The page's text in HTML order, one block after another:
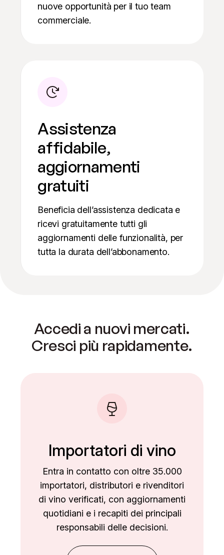
nuove opportunità per il tuo team
commerciale.
Assistenza
affidabile,
aggiornamenti
gratuiti
Beneficia dell’assistenza dedicata e
ricevi gratuitamente tutti gli
aggiornamenti delle funzionalità, per
tutta la durata dell’abbonamento.
Accedi a nuovi mercati.
Cresci più rapidamente.
Importatori di vino
Entra in contatto con oltre 35.000
importatori, distributori e rivenditori
di vino verificati, con aggiornamenti
quotidiani e i recapiti dei principali
responsabili delle decisioni.